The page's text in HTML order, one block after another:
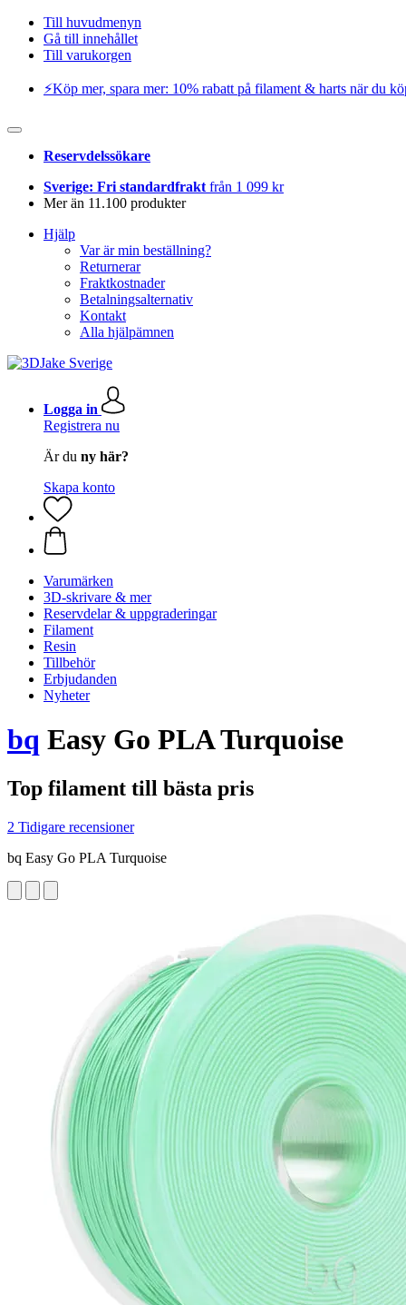
Till huvudmenyn
Gå till innehållet
Till varukorgen
⚡️Köp mer, spara mer: 10% rabatt på filament & harts när du
Reservdelssökare
Sverige: Fri standardfrakt från 1 099 kr
Mer än 11.100 produkter
Hjälp
Var är min beställning?
Returnerar
Fraktkostnader
Betalningsalternativ
Kontakt
Alla hjälpämnen
Logga in
Registrera nu
Är du ny här?
Skapa konto
Varumärken
3D-skrivare & mer
Reservdelar & uppgraderingar
Filament
Resin
Tillbehör
Erbjudanden
Nyheter
bq Easy Go PLA Turquoise
Top filament till bästa pris
2 Tidigare recensioner
bq Easy Go PLA Turquoise